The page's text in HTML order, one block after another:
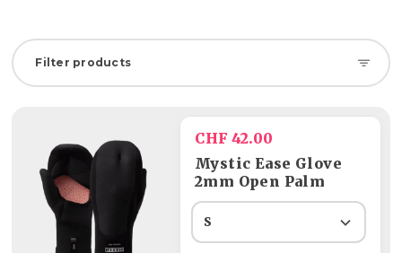
Filter products
CHF 42.00
Mystic Ease Glove
2mm Open Palm
S